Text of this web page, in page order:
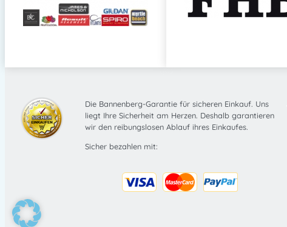
Die Bannenberg-Garantie für sicheren Einkauf. Uns
liegt Ihre Sicherheit am Herzen. Deshalb garantieren
wir den reibungslosen Ablauf ihres Einkaufes.
Sicher bezahlen mit: